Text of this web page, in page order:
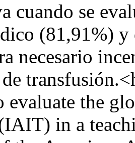
cuando se
(81,91%)
necesario
evaluate the
in a